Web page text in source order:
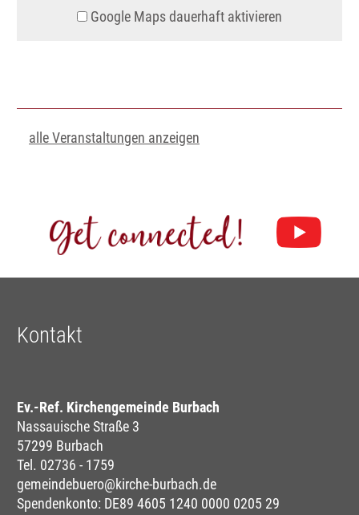
Google Maps dauerhaft aktivieren
alle Veranstaltungen anzeigen
Kontakt
Ev.-Ref. Kirchengemeinde Burbach
Nassauische Straße 3
57299 Burbach
Tel. 02736 - 1759
gemeindebuero@kirche-burbach.de
Spendenkonto: DE89 4605 1240 0000 0205 29